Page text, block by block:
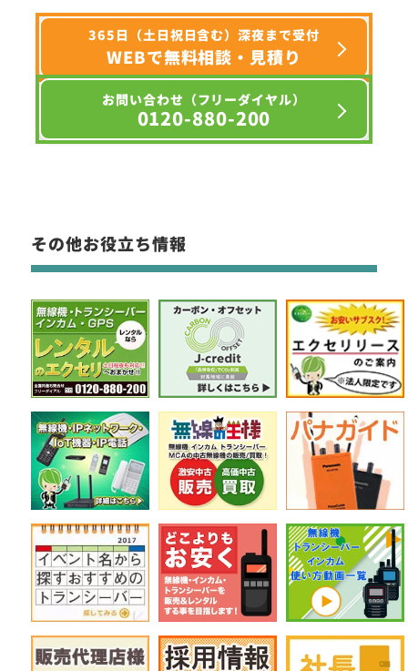
365日（土日祝日含む）深夜まで受付
WEBで無料相談・見積り
お問い合わせ（フリーダイヤル）
0120-880-200
その他お役立ち情報